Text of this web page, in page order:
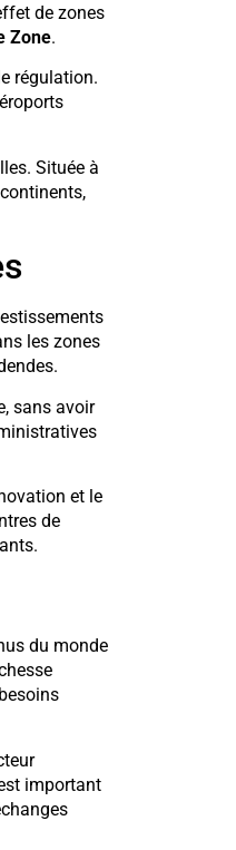
de zones
Zone.
régulation.
Située à
les zones
sans avoir
et le
de
du monde
important